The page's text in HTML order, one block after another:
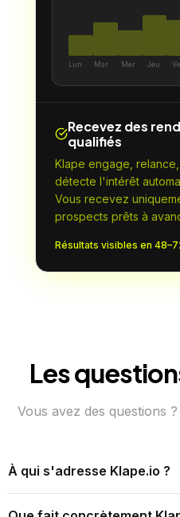
Lun Mar Mer Jeu
Recevez des
qualifiés
Klape engage,
détecte l'intérêt
Vous recevez
prospects prêts à
Résultats visibles en
Les
Vous avez des questions
À qui s'adresse Klape.io ?